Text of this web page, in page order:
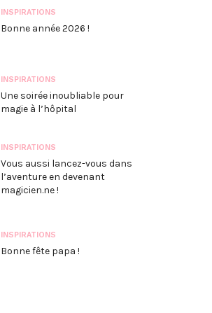
INSPIRATIONS
Bonne année 2026 !
INSPIRATIONS
Une soirée inoubliable pour
magie à l’hôpital
INSPIRATIONS
Vous aussi lancez-vous dans
l’aventure en devenant
magicien.ne !
INSPIRATIONS
Bonne fête papa !